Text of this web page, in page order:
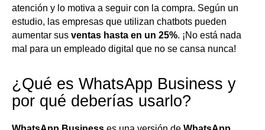
atención y lo motiva a seguir con la compra. Según un
estudio, las empresas que utilizan chatbots pueden
aumentar sus ventas hasta en un 25%. ¡No está nada
mal para un empleado digital que no se cansa nunca!
¿Qué es WhatsApp Business y
por qué deberías usarlo?